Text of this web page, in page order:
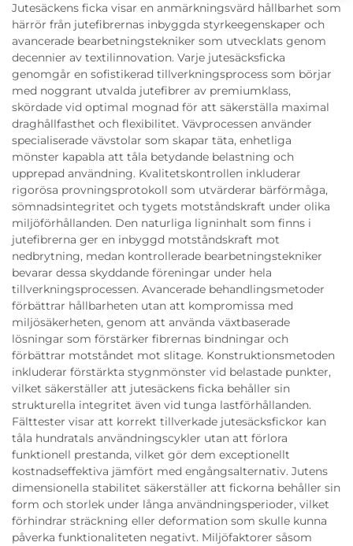
Jutesäckens ficka visar en anmärkningsvärd hållbarhet som
härrör från jutefibrernas inbyggda styrkeegenskaper och
avancerade bearbetningstekniker som utvecklats genom
decennier av textilinnovation. Varje jutesäcksficka
genomgår en sofistikerad tillverkningsprocess som börjar
med noggrant utvalda jutefibrer av premiumklass,
skördade vid optimal mognad för att säkerställa maximal
draghållfasthet och flexibilitet. Vävprocessen använder
specialiserade vävstolar som skapar täta, enhetliga
mönster kapabla att tåla betydande belastning och
upprepad användning. Kvalitetskontrollen inkluderar
rigorösa provningsprotokoll som utvärderar bärförmåga,
sömnadsintegritet och tygets motståndskraft under olika
miljöförhållanden. Den naturliga ligninhalt som finns i
jutefibrerna ger en inbyggd motståndskraft mot
nedbrytning, medan kontrollerade bearbetningstekniker
bevarar dessa skyddande föreningar under hela
tillverkningsprocessen. Avancerade behandlingsmetoder
förbättrar hållbarheten utan att kompromissa med
miljösäkerheten, genom att använda växtbaserade
lösningar som förstärker fibrernas bindningar och
förbättrar motståndet mot slitage. Konstruktionsmetoden
inkluderar förstärkta stygnmönster vid belastade punkter,
vilket säkerställer att jutesäckens ficka behåller sin
strukturella integritet även vid tunga lastförhållanden.
Fälttester visar att korrekt tillverkade jutesäcksfickor kan
tåla hundratals användningscykler utan att förlora
funktionell prestanda, vilket gör dem exceptionellt
kostnadseffektiva jämfört med engångsalternativ. Jutens
dimensionella stabilitet säkerställer att fickorna behåller sin
form och storlek under långa användningsperioder, vilket
förhindrar sträckning eller deformation som skulle kunna
påverka funktionaliteten negativt. Miljöfaktorer såsom